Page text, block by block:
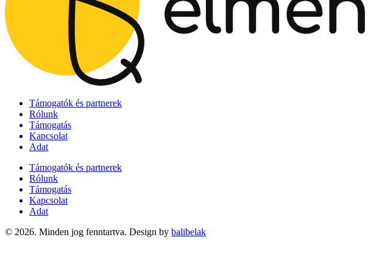
Támogatók és partnerek
Rólunk
Támogatás
Kapcsolat
Adat
Támogatók és partnerek
Rólunk
Támogatás
Kapcsolat
Adat
© 2026. Minden jog fenntartva. Design by balibelak